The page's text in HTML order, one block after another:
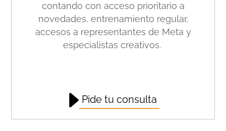
contando con acceso prioritario a
novedades, entrenamiento regular,
accesos a representantes de Meta y
especialistas creativos.
Pide tu consulta